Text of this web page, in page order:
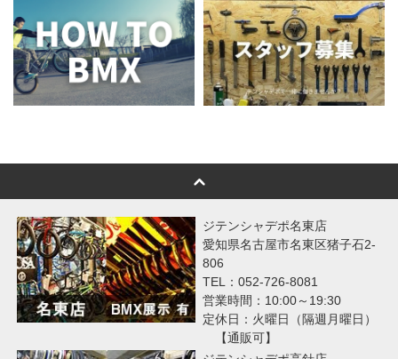
ジテンシャデポ名東店
愛知県名古屋市名東区猪子石2-
806
TEL：052-726-8081
営業時間：10:00～19:30
定休日：火曜日（隔週月曜日）
【通販可】